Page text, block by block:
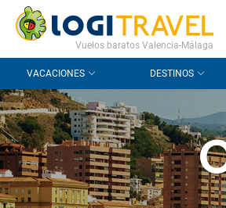
CONTACTO PREGUNTAS FRECUENTES
Vuelos baratos Valencia-Málaga
VACACIONES DESTINOS